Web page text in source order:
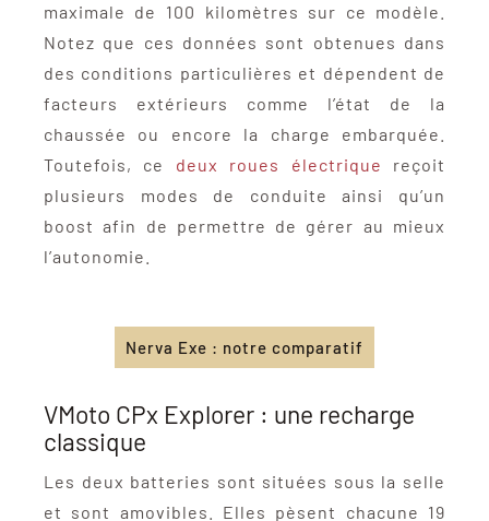
maximale de 100 kilomètres sur ce modèle.
Notez que ces données sont obtenues dans
des conditions particulières et dépendent de
facteurs extérieurs comme l’état de la
chaussée ou encore la charge embarquée.
Toutefois, ce deux roues électrique reçoit
plusieurs modes de conduite ainsi qu’un
boost afin de permettre de gérer au mieux
l’autonomie.
Nerva Exe : notre comparatif
VMoto CPx Explorer : une recharge
classique
Les deux batteries sont situées sous la selle
et sont amovibles. Elles pèsent chacune 19